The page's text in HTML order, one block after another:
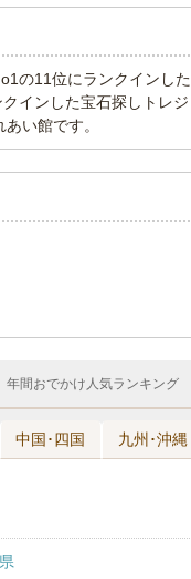
の11位にランクインした
インした宝石探しトレジ
い館です。
年間おでかけ人気ランキング
中国･四国 九州･沖縄